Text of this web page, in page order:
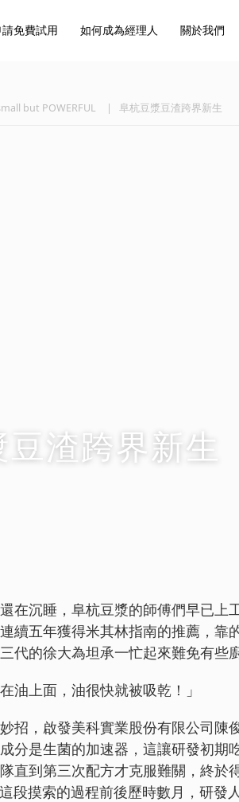
免費試用 如何成為經理人 關於我們
but POWERFUL 阜杭豆漿豆渣跨界新生
渣跨界新生
在沉睡，阜杭豆漿的師傅們早已
續五年獲得米其林指南的推薦，
代的徐大為坦承一忙起來難免有些
油上面，油很快就被吸乾！」
招，啟發美科實業股份有限公司
分是生菌的加速器，這讓研發初
直到第三次配方才克服難關，終
這段摸索的過程前後歷時數月，研